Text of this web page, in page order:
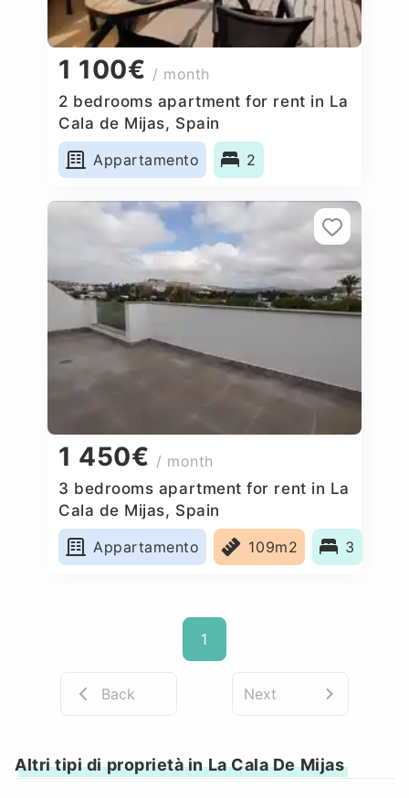
1 100€ / month
2 bedrooms apartment for rent in La
Cala de Mijas, Spain
Appartamento
2
1 450€ / month
3 bedrooms apartment for rent in La
Cala de Mijas, Spain
Appartamento
109m2 3
1
Back Next
Altri tipi di proprietà in La Cala De Mijas